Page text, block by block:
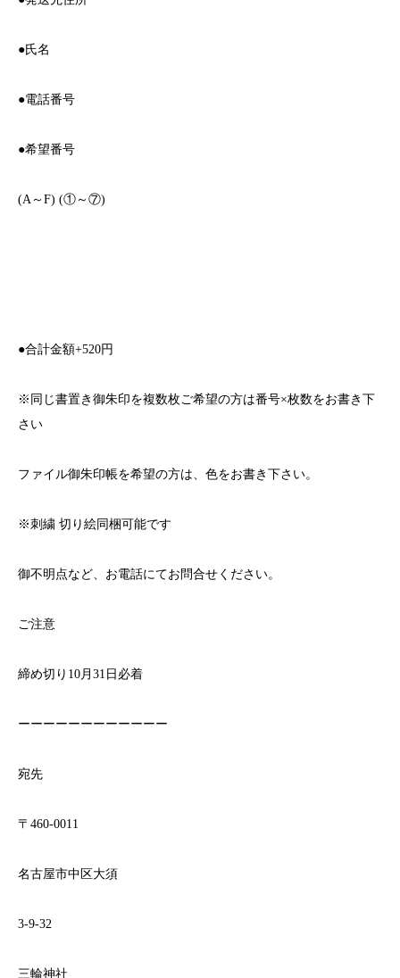
●氏名
●電話番号
●希望番号
(A ～ F) (①～⑦)
●合計金額+520円
※ 同じ書置き御朱印を複数枚ご希望の方は番号×枚数をお書き下
さい
ファイル御朱印帳を希望の方は、色をお書き下さい。
※刺繍 切り絵同梱可能です
御不明点など、お電話にてお問合せください。
ご注意
締め切り 10月 31 日必着
ーーーーーーーーーーーー
宛先
〒 460-0011
名古屋市中区大須
3-9-32
三輪神社